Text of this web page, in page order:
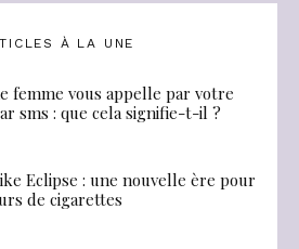
À LA UNE
femme vous appelle par votre
sms : que cela signifie-t-il ?
Eclipse : une nouvelle ère pour
de cigarettes